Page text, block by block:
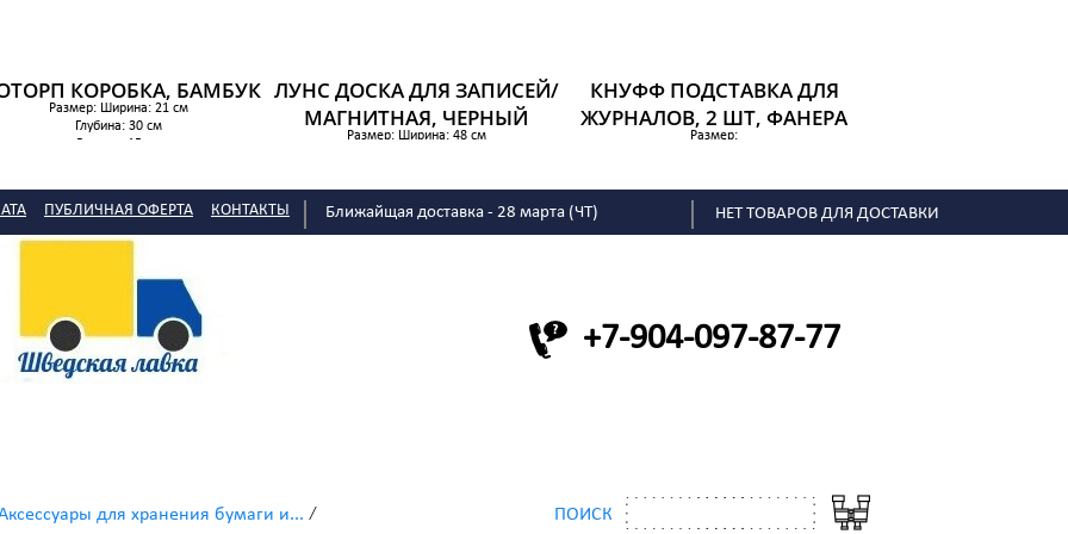
КОРОБКА, БАМБУК
Размер: Ширина: 21 см
Глубина: 30 см
Высота: 15 см
ЛУНС ДОСКА ДЛЯ ЗАПИСЕЙ/
МАГНИТНАЯ, ЧЕРНЫЙ
Размер: Ширина: 48 см
1 869 р.
КНУФФ ПОДСТАВКА ДЛЯ
ЖУРНАЛОВ, 2 ШТ, ФАНЕРА
Размер:
ПУБЛИЧНАЯ ОФЕРТА КОНТАКТЫ Ближайщая доставка - 28 марта (ЧТ) НЕТ ТОВАРОВ ДЛЯ ДОСТАВКИ
+7-904-097-87-77
для хранения бумаги и... / ПОИСК